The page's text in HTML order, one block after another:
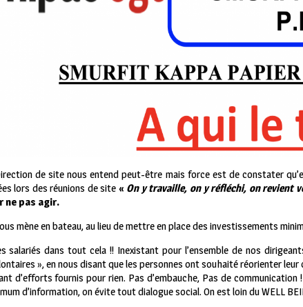
de site nous entend peut-être mais force est de constater
lors des réunions de site « On y travaille, on y réfléchi, on revient
ne pas agir.
mène en bateau, au lieu de mettre en place des investissements
salariés dans tout cela !! Inexistant pour l’ensemble de nos
», en nous disant que les personnes ont souhaité réorienter
d’efforts fournis pour rien. Pas d’embauche, Pas de
d’information, on évite tout dialogue social. On est loin du WELL